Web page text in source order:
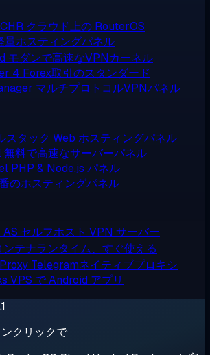
クラウド上の RouterOS
量ホスティングパネル
モダンで高速なVPNカーネル
4 Forex取引のスタンダード
マルチプロトコルVPNパネル
スタック Web ホスティングパネル
無料で高速なサーバーパネル
PHP & Node.js パネル
のホスティングパネル
セルフホスト VPN サーバー
ンテナランタイム、すぐ使える
Telegramネイティブプロキシ
VPS で Android アプリ
クリックで